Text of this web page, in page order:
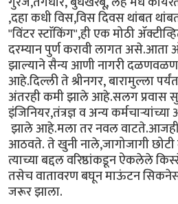
,दहा कधी विस,विस दिवस थांबत
"विंटर स्टाॅकिंग",ही एक मोठी
दरम्यान पुर्ण करावी लागत
झाल्याने सैन्य आणी नागरी
आहे.दिल्ली ते श्रीनगर, बारामुल्ला
अंतरही कमी झाले आहे.सलग
इंजिनियर,तंत्रज्ञ व अन्य
झाले आहे.मला तर नवल वाटते.आजही
आठवते. ते खुनी नाले,जागोजागी छोटी
त्याच्या बद्दल वरिष्ठांकडून ऐकलेले
तसेच वातावरण बघून माऊंटन सिकनेस
जरूर झाला.